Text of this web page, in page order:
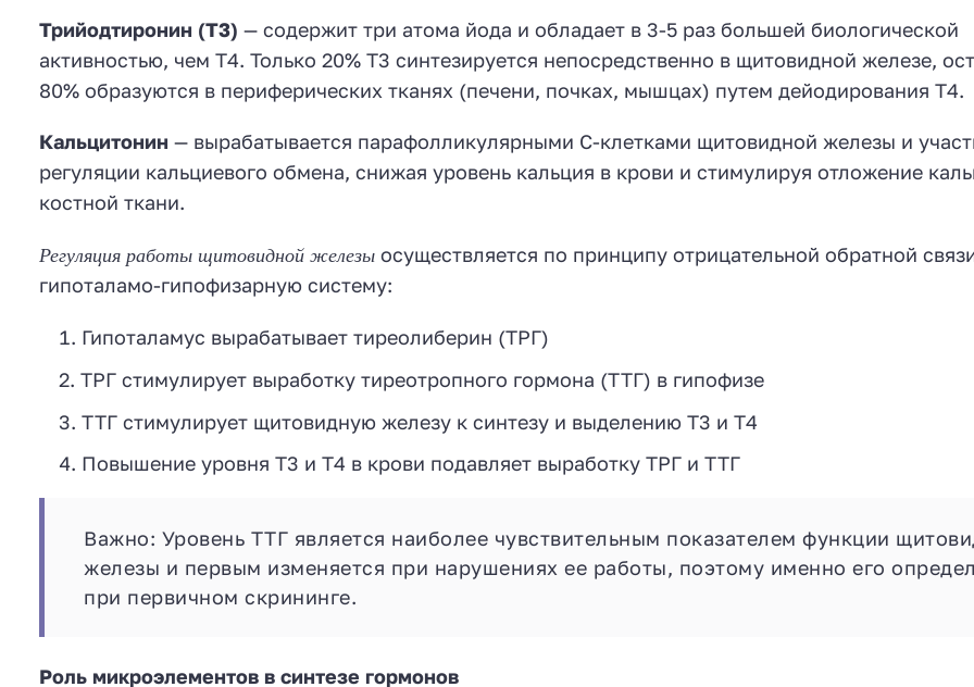
Трийодтиронин (Т3) — содержит три атома йода и обладает в 3-5 раз большей биологической
активностью, чем Т4. Только 20% Т3 синтезируется непосредственно в щитовидной железе,
80% образуются в периферических тканях (печени, почках, мышцах) путем дейодирования Т4.
Кальцитонин — вырабатывается парафолликулярными С-клетками щитовидной железы и
регуляции кальциевого обмена, снижая уровень кальция в крови и стимулируя отложение
костной ткани.
Регуляция работы щитовидной железы осуществляется по принципу отрицательной обратной
гипоталамо-гипофизарную систему:
Гипоталамус вырабатывает тиреолиберин (ТРГ)
ТРГ стимулирует выработку тиреотропного гормона (ТТГ) в гипофизе
ТТГ стимулирует щитовидную железу к синтезу и выделению Т3 и Т4
Повышение уровня Т3 и Т4 в крови подавляет выработку ТРГ и ТТГ
Важно: Уровень ТТГ является наиболее чувствительным показателем функции
железы и первым изменяется при нарушениях ее работы, поэтому именно его
при первичном скрининге.
Роль микроэлементов в синтезе гормонов